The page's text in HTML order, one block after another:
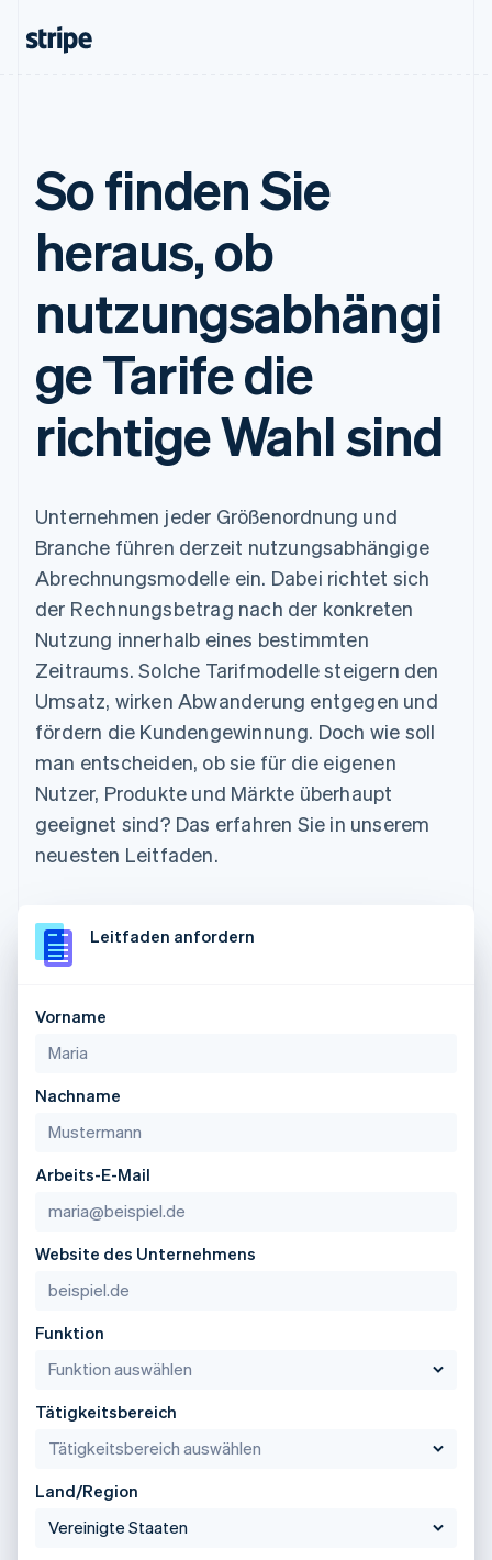
So finden Sie
heraus, ob
nutzungsabhängi
ge Tarife die
richtige Wahl sind
Unternehmen jeder Größenordnung und
Branche führen derzeit nutzungsabhängige
Abrechnungsmodelle ein. Dabei richtet sich
der Rechnungsbetrag nach der konkreten
Nutzung innerhalb eines bestimmten
Zeitraums. Solche Tarifmodelle steigern den
Umsatz, wirken Abwanderung entgegen und
fördern die Kundengewinnung. Doch wie soll
man entscheiden, ob sie für die eigenen
Nutzer, Produkte und Märkte überhaupt
geeignet sind? Das erfahren Sie in unserem
neuesten Leitfaden.
Leitfaden anfordern
Vorname
Nachname
Arbeits-E-Mail
Website des Unternehmens
Funktion
Tätigkeitsbereich
Land/Region